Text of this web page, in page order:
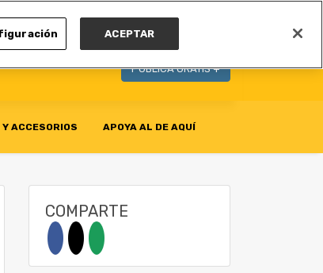
PUBLICA GRATIS +
ACCESORIOS APOYA AL DE AQUÍ
COMPARTE
ACEPTAR